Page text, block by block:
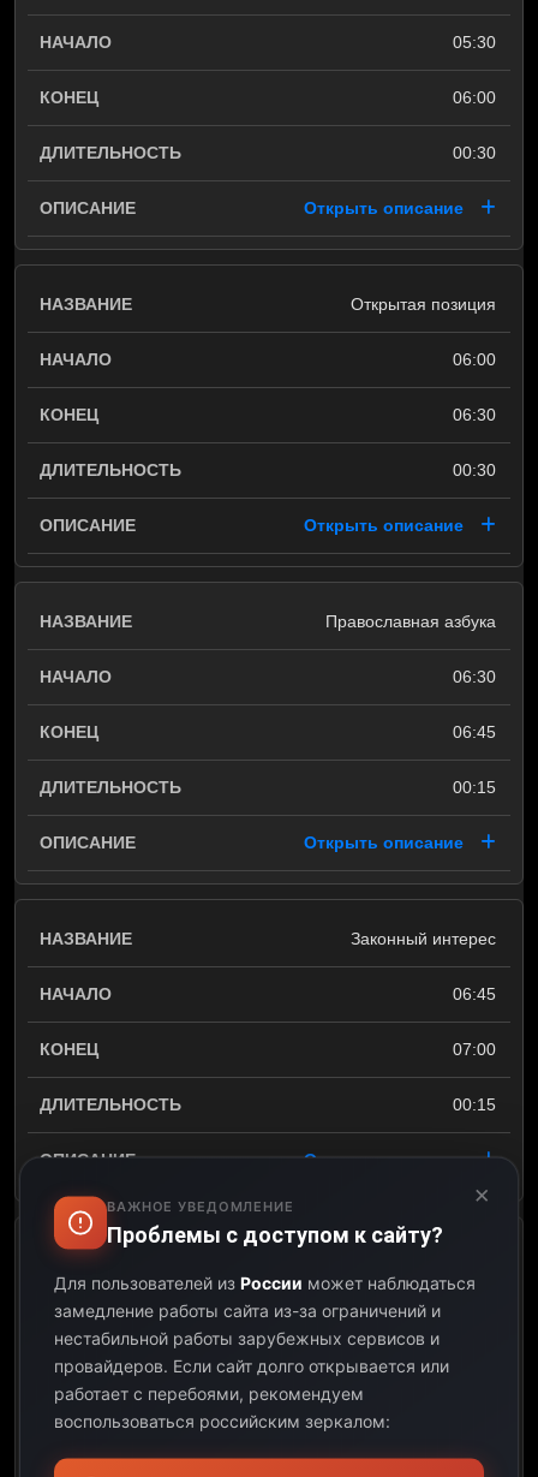
05:30
06:00
00:30
Открыть описание
Открытая позиция
06:00
06:30
00:30
Открыть описание
Православная азбука
06:30
06:45
00:15
Открыть описание
Законный интерес
06:45
07:00
00:15
Открыть описание
×
ВАЖНОЕ УВЕДОМЛЕНИЕ
Проблемы с доступом к сайту?
Для пользователей из России может наблюдаться
замедление работы сайта из-за ограничений и
нестабильной работы зарубежных сервисов и
провайдеров. Если сайт долго открывается или
работает с перебоями, рекомендуем
воспользоваться российским зеркалом: